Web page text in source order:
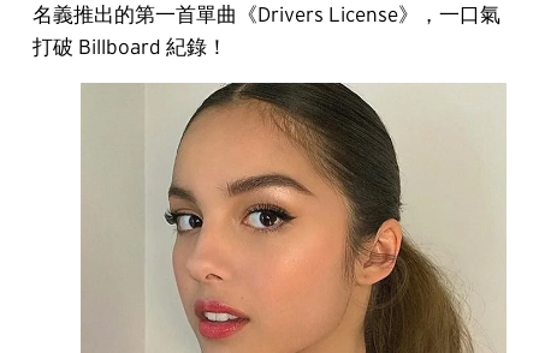
名義推出的第一首單曲《Drivers License》，一口氣
打破 Billboard 紀錄！